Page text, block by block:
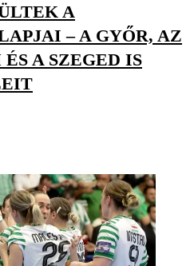
A
– A GYŐR, AZ
A SZEGED IS